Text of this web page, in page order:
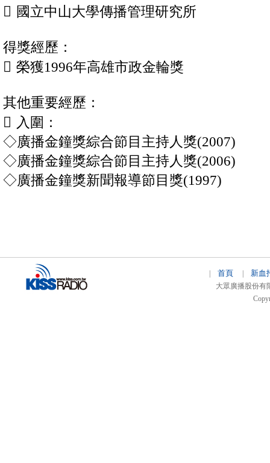
 國立中山大學傳播管理研究所
得獎經歷：
 榮獲1996年高雄市政金輪獎
其他重要經歷：
 入圍：
◇廣播金鐘獎綜合節目主持人獎(2007)
◇廣播金鐘獎綜合節目主持人獎(2006)
◇廣播金鐘獎新聞報導節目獎(1997)
首頁 新血
大眾廣播股份有